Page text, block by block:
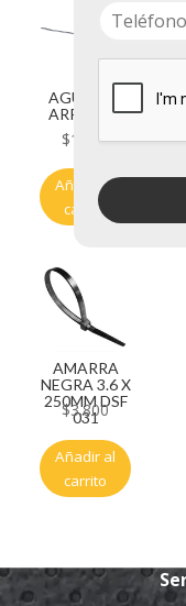
AGUJA DE
ARRIA N 5
$1.250
Añadir al
carrito
AMARRA
NEGRA 3.6 X
250MM DSF
031
$3.800
Añadir al
carrito